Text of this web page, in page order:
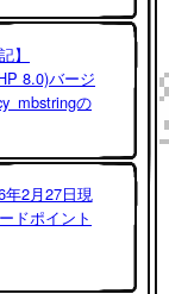
】
8.0)バージ
の
2月27日現
ドポイント